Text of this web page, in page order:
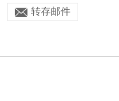
转存邮件